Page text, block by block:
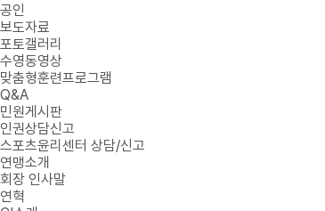
공인
보도자료
포토갤러리
수영동영상
맞춤형훈련프로그램
Q&A
민원게시판
인권상담신고
스포츠윤리센터 상담/신고
연맹소개
회장 인사말
연혁